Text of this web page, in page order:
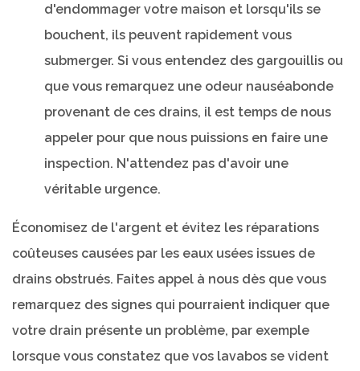
d'endommager votre maison et lorsqu'ils se
bouchent, ils peuvent rapidement vous
submerger. Si vous entendez des gargouillis ou
que vous remarquez une odeur nauséabonde
provenant de ces drains, il est temps de nous
appeler pour que nous puissions en faire une
inspection. N'attendez pas d'avoir une
véritable urgence.
Économisez de l'argent et évitez les réparations
coûteuses causées par les eaux usées issues de
drains obstrués. Faites appel à nous dès que vous
remarquez des signes qui pourraient indiquer que
votre drain présente un problème, par exemple
lorsque vous constatez que vos lavabos se vident